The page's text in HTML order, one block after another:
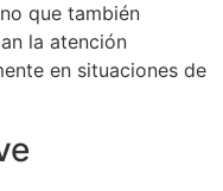
que también
la atención
en situaciones de